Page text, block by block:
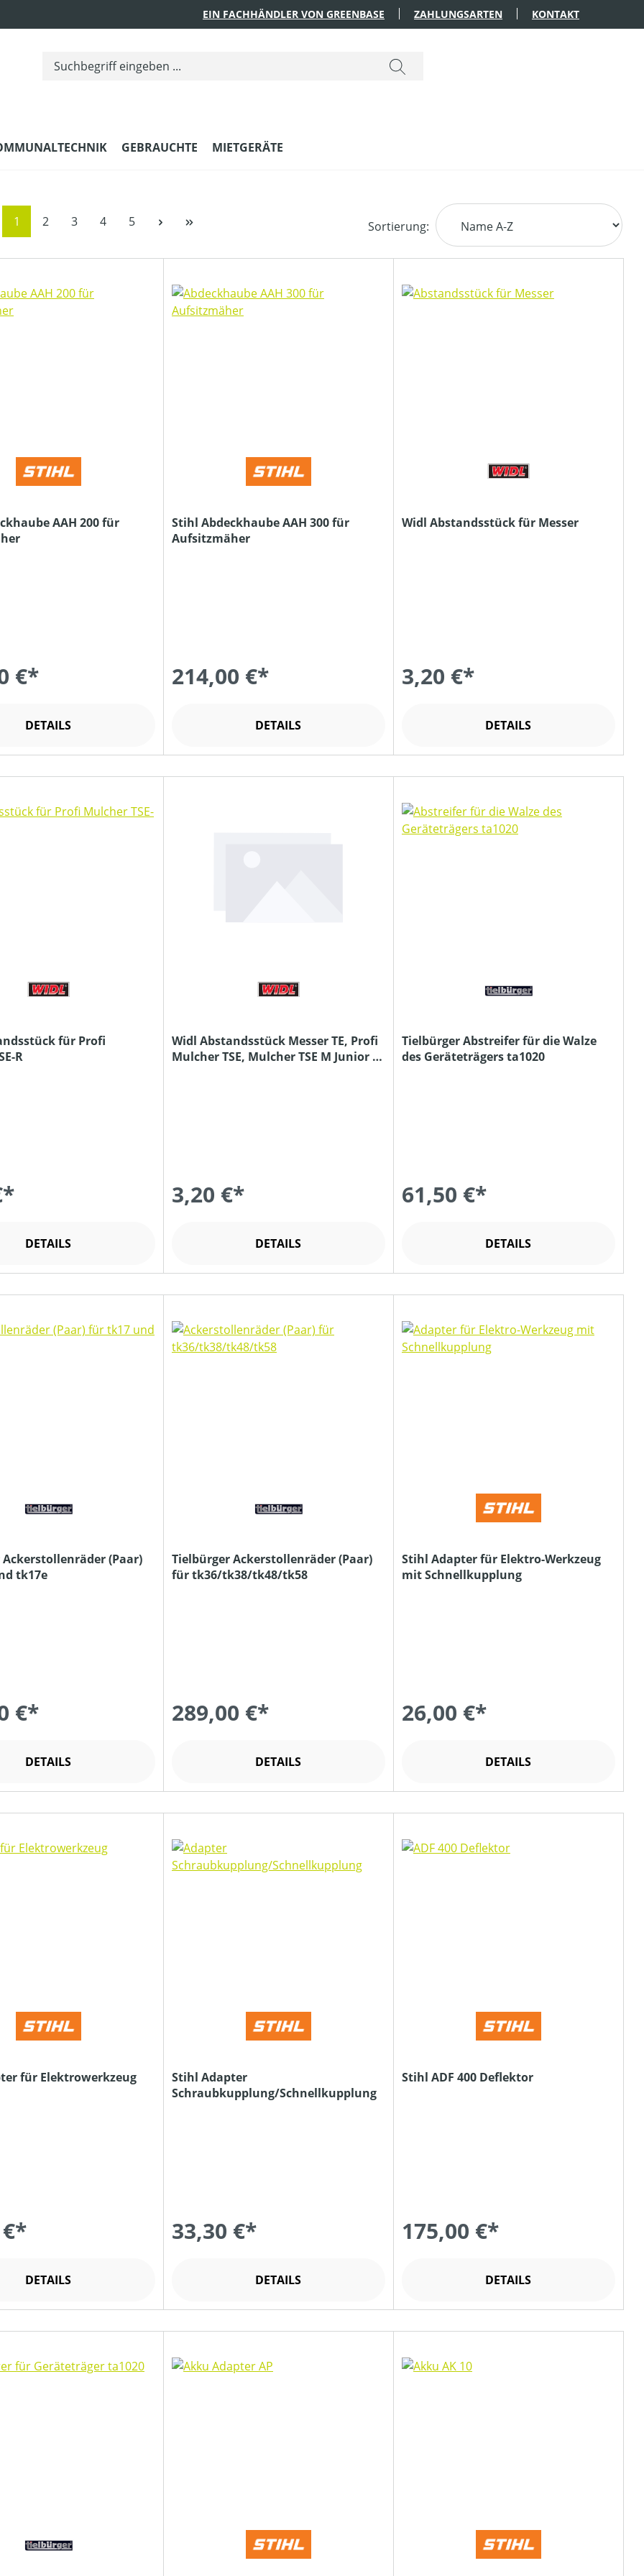
EIN FACHHÄNDLER VON GREENBASE ZAHLUNGSARTEN KONTAKT
GEBRAUCHTE MIETGERÄTE
Seite
1 Seite
2 Seite
3 Seite
4 Seite
5 Sortierung:
AAH 200 für
€*
DETAILS
Stihl Abdeckhaube AAH 300 für
Aufsitzmäher
214,00 €*
DETAILS
Widl Abstandsstück für Messer
3,20 €*
DETAILS
für Profi
R
DETAILS
Widl Abstandsstück Messer TE, Profi
Mulcher TSE, Mulcher TSE M Junior &
3,20 €*
DETAILS
Tielbürger Abstreifer für die Walze
des Geräteträgers ta1020
61,50 €*
DETAILS
(Paar)
tk17e
€*
DETAILS
Tielbürger Ackerstollenräder (Paar)
für tk36/tk38/tk48/tk58
289,00 €*
DETAILS
Stihl Adapter für Elektro-Werkzeug
mit Schnellkupplung
26,00 €*
DETAILS
für Elektrowerkzeug
DETAILS
Stihl Adapter
Schraubkupplung/Schnellkupplung
33,30 €*
DETAILS
Stihl ADF 400 Deflektor
175,00 €*
DETAILS